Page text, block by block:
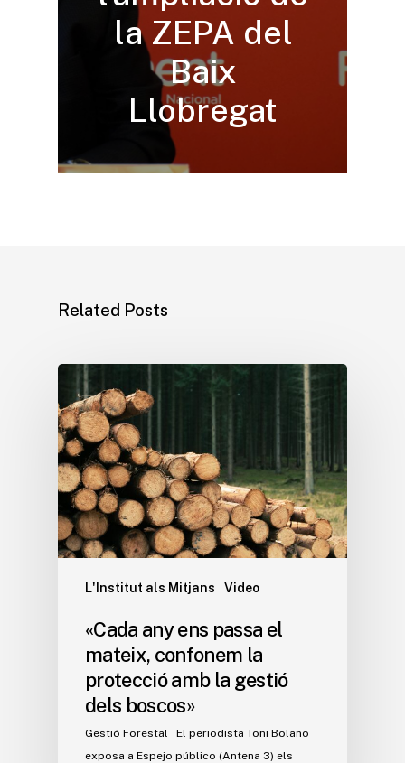
la ZEPA del
Baix
Llobregat
Related Posts
L'Institut als Mitjans Video
«Cada any ens passa el
mateix, confonem la
protecció amb la gestió
dels boscos»
Gestió Forestal El periodista Toni Bolaño
exposa a Espejo público (Antena 3) els